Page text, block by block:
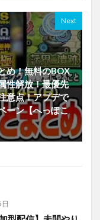
Next
め！無料のBOX
性解放！最優先
意点！アプデで
ーン【へっぽこ